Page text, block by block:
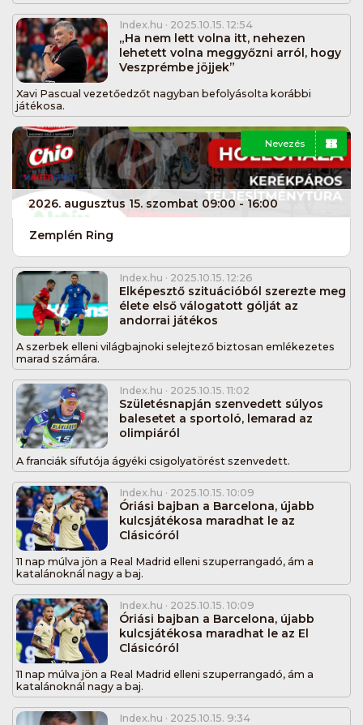
Index.hu · 2025.10.15. 12:54
„Ha nem lett volna itt, nehezen
lehetett volna meggyőzni arról, hogy
Veszprémbe jöjjek”
Xavi Pascual vezetőedzőt nagyban befolyásolta korábbi
játékosa.
Nevezés
2026. augusztus 15. szombat 09:00 - 16:00
Zemplén Ring
Index.hu · 2025.10.15. 12:26
Elképesztő szituációból szerezte meg
élete első válogatott gólját az
andorrai játékos
A szerbek elleni világbajnoki selejtező biztosan emlékezetes
marad számára.
Index.hu · 2025.10.15. 11:02
Születésnapján szenvedett súlyos
balesetet a sportoló, lemarad az
olimpiáról
A franciák sífutója ágyéki csigolyatörést szenvedett.
Index.hu · 2025.10.15. 10:09
Óriási bajban a Barcelona, újabb
kulcsjátékosa maradhat le az
Clásicóról
11 nap múlva jön a Real Madrid elleni szuperrangadó, ám a
katalánoknál nagy a baj.
Index.hu · 2025.10.15. 10:09
Óriási bajban a Barcelona, újabb
kulcsjátékosa maradhat le az El
Clásicóról
11 nap múlva jön a Real Madrid elleni szuperrangadó, ám a
katalánoknál nagy a baj.
Index.hu · 2025.10.15. 9:34